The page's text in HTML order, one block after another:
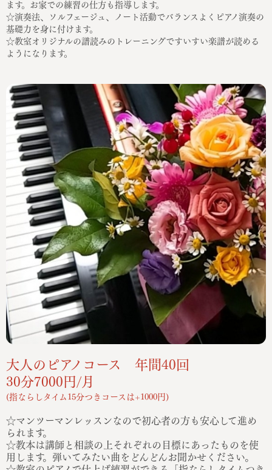
ます。お家での練習の仕方も指導します。
☆演奏法、ソルフェージュ、ノート活動でバランスよくピアノ演奏の
基礎力を身に付けます。
☆教室オリジナルの譜読みのトレーニングですいすい楽譜が読める
ようになります。
大人のピアノコース 年間40回
30分7000円/月
(指ならしタイム15分つきコースは+1000円)
☆マンツーマンレッスンなので初心者の方も安心して進め
られます。
☆教本は講師と相談の上それぞれの目標にあったものを使
用します。弾いてみたい曲をどんどんお聞かせください。